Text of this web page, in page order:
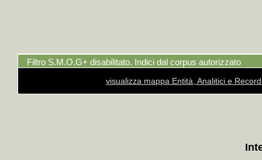
Filtro S.M.O.G+ disabilitato. Indici dal corpus autorizzato
visualizza mappa Entità, Analitici e